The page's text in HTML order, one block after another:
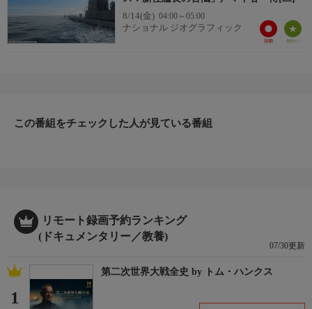
危険な日本近海での哨戒を成功に導けるだろうか？
8/14(金) 04:00～05:00
ナショナル ジオグラフィック
この番組をチェックした人が見ている番組
リモート録画予約ランキング
(ドキュメンタリー／教養)
07/30更新
1
第二次世界大戦全史 by トム・ハンクス